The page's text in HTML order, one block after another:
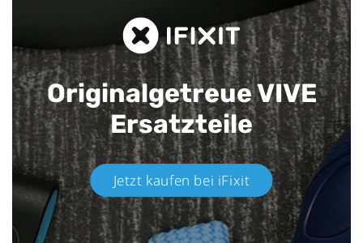
Originalgetreue VIVE
Ersatzteile
Jetzt kaufen bei iFixit​